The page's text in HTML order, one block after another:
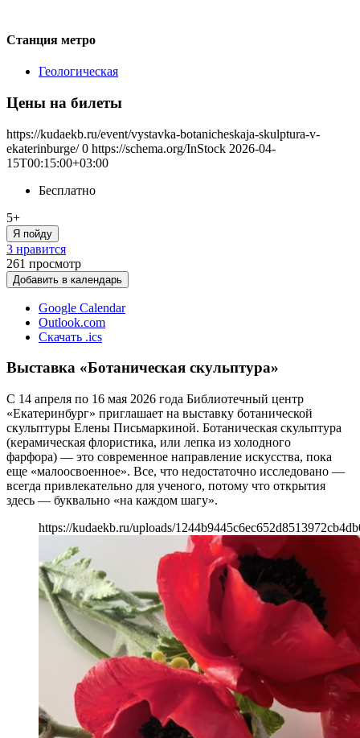
Станция метро
Геологическая
Цены на билеты
https://kudaekb.ru/event/vystavka-botanicheskaja-skulptura-v-
ekaterinburge/ 0 https://schema.org/InStock 2026-04-
15T00:15:00+03:00
Бесплатно
5+
Я пойду
3 нравится
261 просмотр
Добавить в календарь
Google Calendar
Outlook.com
Скачать .ics
Выставка «Ботаническая скульптура»
С 14 апреля по 16 мая 2026 года Библиотечный центр
«Екатеринбург» приглашает на выставку ботанической
скульптуры Елены Письмаркиной. Ботаническая скульптура
(керамическая флористика, или лепка из холодного
фарфора) — это современное направление искусства, пока
еще «малоосвоенное». Все, что недостаточно исследовано —
всегда привлекательно для ученого, потому что открытия
здесь — буквально «на каждом шагу».
https://kudaekb.ru/uploads/